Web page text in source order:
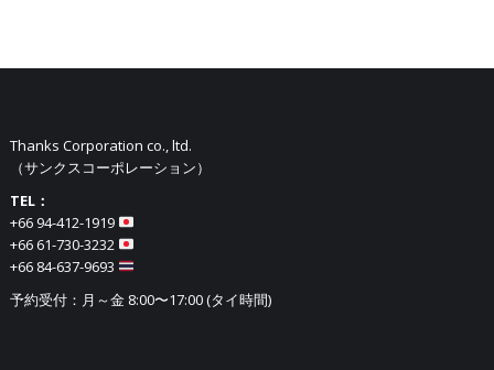
Thanks Corporation co., ltd.
（サンクスコーポレーション）
TEL：
+66 94-412-1919​
+66 61-730-3232
+66 84-637-9693
予約受付：月～金 8:00〜17:00 (タイ時間)